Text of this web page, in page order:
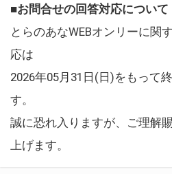
■お問合せの回答対応について
とらのあなWEBオンリーに関
応は
2026年05月31日(日)をもって
す。
誠に恐れ入りますが、ご理解
上げます。